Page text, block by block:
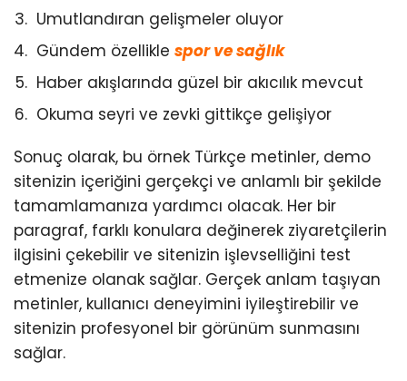
Umutlandıran gelişmeler oluyor
Gündem özellikle spor ve sağlık
Haber akışlarında güzel bir akıcılık mevcut
Okuma seyri ve zevki gittikçe gelişiyor
Sonuç olarak, bu örnek Türkçe metinler, demo
sitenizin içeriğini gerçekçi ve anlamlı bir şekilde
tamamlamanıza yardımcı olacak. Her bir
paragraf, farklı konulara değinerek ziyaretçilerin
ilgisini çekebilir ve sitenizin işlevselliğini test
etmenize olanak sağlar. Gerçek anlam taşıyan
metinler, kullanıcı deneyimini iyileştirebilir ve
sitenizin profesyonel bir görünüm sunmasını
sağlar.